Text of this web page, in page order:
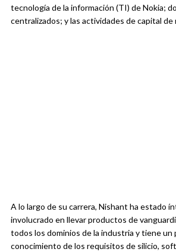
tecnología de la información (TI) de Nokia;
centralizados; y las actividades de capital de
A lo largo de su carrera, Nishant ha estado
involucrado en llevar productos de
todos los dominios de la industria y tiene un
conocimiento de los requisitos de silicio,